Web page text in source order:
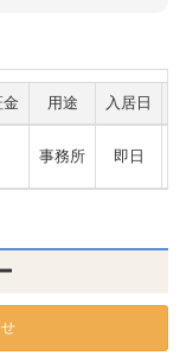
用途 入居日
事務所 即日